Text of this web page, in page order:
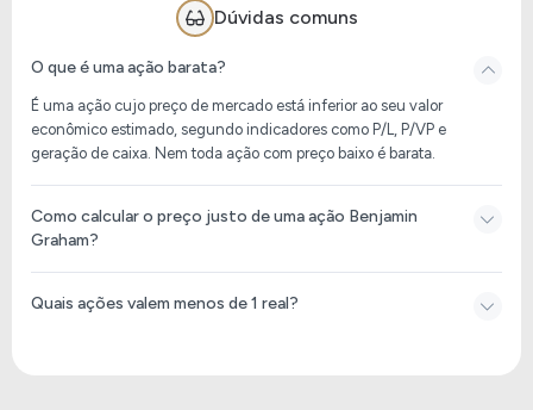
Dúvidas comuns
O que é uma ação barata?
É uma ação cujo preço de mercado está inferior ao seu valor
econômico estimado, segundo indicadores como P/L, P/VP e
geração de caixa. Nem toda ação com preço baixo é barata.
Como calcular o preço justo de uma ação Benjamin
Graham?
Quais ações valem menos de 1 real?